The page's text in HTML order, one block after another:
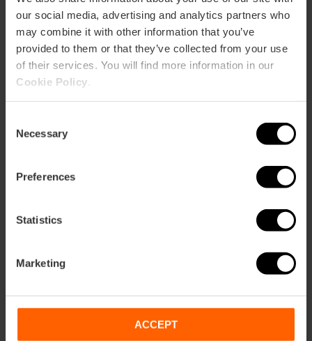
our social media, advertising and analytics partners who
may combine it with other information that you’ve
provided to them or that they’ve collected from your use
of their services. You will find more information in our
Cookie Policy
Selection
Necessary
Preferences
Statistics
Marketing
ACCEPT
Valencia Tourist Card 7 jours + Bus
touristique 24 heures
À partir de